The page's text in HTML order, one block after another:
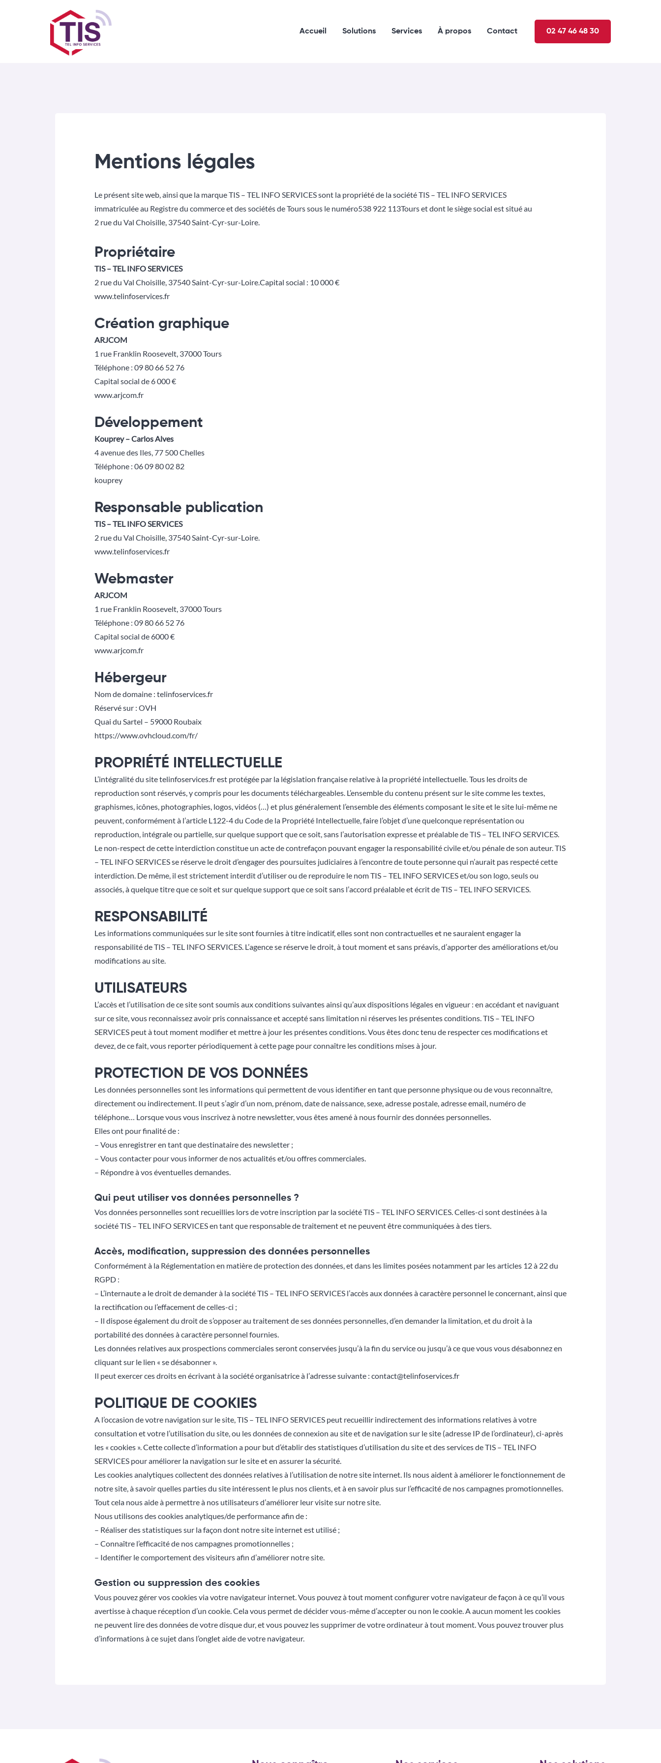
Accueil Solutions Services À propos Contact 02 47 46 48 30
Mentions légales
Le présent site web, ainsi que la marque TIS – TEL INFO SERVICES sont la propriété de la sociétéTIS – TEL INFO SERVICES
immatriculée au Registre du commerce et des sociétés de Tours sous le numéro538 922 113Tours et dont le siège social est situé au
2 rue du Val Choisille, 37540 Saint-Cyr-sur-Loire.
Propriétaire
TIS – TEL INFO SERVICES
2 rue du Val Choisille, 37540 Saint-Cyr-sur-Loire.Capital social : 10 000 €
www.telinfoservices.fr
Création graphique
ARJCOM
1 rue Franklin Roosevelt, 37000 Tours
Téléphone : 09 80 66 52 76
Capital social de 6 000 €
www.arjcom.fr
Développement
Kouprey – Carlos Alves
4 avenue des Iles, 77 500 Chelles
Téléphone : 06 09 80 02 82
kouprey
Responsable publication
TIS – TEL INFO SERVICES
2 rue du Val Choisille, 37540 Saint-Cyr-sur-Loire.
www.telinfoservices.fr
Webmaster
ARJCOM
1 rue Franklin Roosevelt, 37000 Tours
Téléphone : 09 80 66 52 76
Capital social de 6000 €
www.arjcom.fr
Hébergeur
Nom de domaine : telinfoservices.fr
Réservé sur : OVH
Quai du Sartel – 59000 Roubaix
https://www.ovhcloud.com/fr/
PROPRIÉTÉ INTELLECTUELLE
L’intégralité du site telinfoservices.fr est protégée par la législation française relative à la propriété intellectuelle. Tous les droits de
reproduction sont réservés, y compris pour les documents téléchargeables. L’ensemble du contenu présent sur le site comme les textes,
graphismes, icônes, photographies, logos, vidéos (…) et plus généralement l’ensemble des éléments composant le site et le site lui-même ne
peuvent, conformément à l’article L122-4 du Code de la Propriété Intellectuelle, faire l’objet d’une quelconque représentation ou
reproduction, intégrale ou partielle, sur quelque support que ce soit, sans l’autorisation expresse et préalable de TIS – TEL INFO SERVICES.
Le non-respect de cette interdiction constitue un acte de contrefaçon pouvant engager la responsabilité civile et/ou pénale de son auteur. TIS
– TEL INFO SERVICES se réserve le droit d’engager des poursuites judiciaires à l’encontre de toute personne qui n’aurait pas respecté cette
interdiction. De même, il est strictement interdit d’utiliser ou de reproduire le nom TIS – TEL INFO SERVICES et/ou son logo, seuls ou
associés, à quelque titre que ce soit et sur quelque support que ce soit sans l’accord préalable et écrit de TIS – TEL INFO SERVICES.
RESPONSABILITÉ
Les informations communiquées sur le site sont fournies à titre indicatif, elles sont non contractuelles et ne sauraient engager la
responsabilité de TIS – TEL INFO SERVICES. L’agence se réserve le droit, à tout moment et sans préavis, d’apporter des améliorations et/ou
modifications au site.
UTILISATEURS
L’accès et l’utilisation de ce site sont soumis aux conditions suivantes ainsi qu’aux dispositions légales en vigueur : en accédant et naviguant
sur ce site, vous reconnaissez avoir pris connaissance et accepté sans limitation ni réserves les présentes conditions. TIS – TEL INFO
SERVICES peut à tout moment modifier et mettre à jour les présentes conditions. Vous êtes donc tenu de respecter ces modifications et
devez, de ce fait, vous reporter périodiquement à cette page pour connaître les conditions mises à jour.
PROTECTION DE VOS DONNÉES
Les données personnelles sont les informations qui permettent de vous identifier en tant que personne physique ou de vous reconnaître,
directement ou indirectement. Il peut s’agir d’un nom, prénom, date de naissance, sexe, adresse postale, adresse email, numéro de
téléphone… Lorsque vous vous inscrivez à notre newsletter, vous êtes amené à nous fournir des données personnelles.
Elles ont pour finalité de :
– Vous enregistrer en tant que destinataire des newsletter ;
– Vous contacter pour vous informer de nos actualités et/ou offres commerciales.
– Répondre à vos éventuelles demandes.
Qui peut utiliser vos données personnelles ?
Vos données personnelles sont recueillies lors de votre inscription par la société TIS – TEL INFO SERVICES. Celles-ci sont destinées à la
société TIS – TEL INFO SERVICES en tant que responsable de traitement et ne peuvent être communiquées à des tiers.
Accès, modification, suppression des données personnelles
Conformément à la Réglementation en matière de protection des données, et dans les limites posées notamment par les articles 12 à 22 du
RGPD :
– L’internaute a le droit de demander à la société TIS – TEL INFO SERVICES l’accès aux données à caractère personnel le concernant, ainsi que
la rectification ou l’effacement de celles-ci ;
– Il dispose également du droit de s’opposer au traitement de ses données personnelles, d’en demander la limitation, et du droit à la
portabilité des données à caractère personnel fournies.
Les données relatives aux prospections commerciales seront conservées jusqu’à la fin du service ou jusqu’à ce que vous vous désabonnez en
cliquant sur le lien « se désabonner ».
Il peut exercer ces droits en écrivant à la société organisatrice à l’adresse suivante : contact@telinfoservices.fr
POLITIQUE DE COOKIES
A l’occasion de votre navigation sur le site, TIS – TEL INFO SERVICES peut recueillir indirectement des informations relatives à votre
consultation et votre l’utilisation du site, ou les données de connexion au site et de navigation sur le site (adresse IP de l’ordinateur), ci-après
les « cookies ». Cette collecte d’information a pour but d’établir des statistiques d’utilisation du site et des services de TIS – TEL INFO
SERVICES pour améliorer la navigation sur le site et en assurer la sécurité.
Les cookies analytiques collectent des données relatives à l’utilisation de notre site internet. Ils nous aident à améliorer le fonctionnement de
notre site, à savoir quelles parties du site intéressent le plus nos clients, et à en savoir plus sur l’efficacité de nos campagnes promotionnelles.
Tout cela nous aide à permettre à nos utilisateurs d’améliorer leur visite sur notre site.
Nous utilisons des cookies analytiques/de performance afin de :
– Réaliser des statistiques sur la façon dont notre site internet est utilisé ;
– Connaître l’efficacité de nos campagnes promotionnelles ;
– Identifier le comportement des visiteurs afin d’améliorer notre site.
Gestion ou suppression des cookies
Vous pouvez gérer vos cookies via votre navigateur internet. Vous pouvez à tout moment configurer votre navigateur de façon à ce qu’il vous
avertisse à chaque réception d’un cookie. Cela vous permet de décider vous-même d’accepter ou non le cookie. A aucun moment les cookies
ne peuvent lire des données de votre disque dur, et vous pouvez les supprimer de votre ordinateur à tout moment. Vous pouvez trouver plus
d’informations à ce sujet dans l’onglet aide de votre navigateur.